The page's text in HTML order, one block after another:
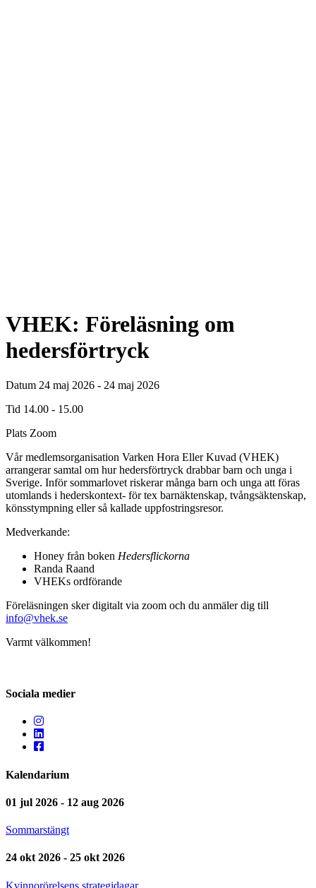
VHEK: Föreläsning om
hedersförtryck
Datum 24 maj 2026 - 24 maj 2026
Tid 14.00 - 15.00
Plats Zoom
Vår medlemsorganisation Varken Hora Eller Kuvad (VHEK)
arrangerar samtal om hur hedersförtryck drabbar barn och unga i
Sverige. Inför sommarlovet riskerar många barn och unga att föras
utomlands i hederskontext- för tex barnäktenskap, tvångsäktenskap,
könsstympning eller så kallade uppfostringsresor.
Medverkande:
Honey från boken Hedersflickorna
Randa Raand
VHEKs ordförande
Föreläsningen sker digitalt via zoom och du anmäler dig till
info@vhek.se
Varmt välkommen!
Sociala medier
Kalendarium
01 jul 2026 - 12 aug 2026
Sommarstängt
24 okt 2026 - 25 okt 2026
Kvinnorörelsens strategidagar